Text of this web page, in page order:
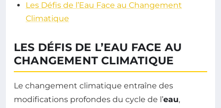
Les Défis de l’Eau Face au Changement
Climatique
LES DÉFIS DE L’EAU FACE AU
CHANGEMENT CLIMATIQUE
Le changement climatique entraîne des
modifications profondes du cycle de l’eau,